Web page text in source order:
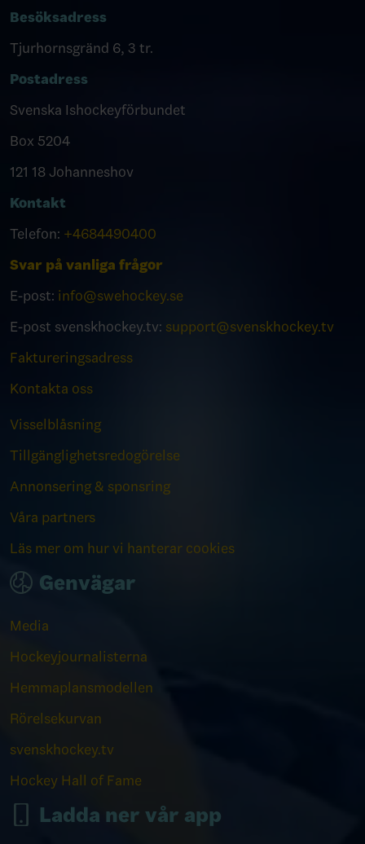
Besöksadress
Tjurhornsgränd 6, 3 tr.
Postadress
Svenska Ishockeyförbundet
Box 5204
121 18 Johanneshov
Kontakt
Telefon: +4684490400
Svar på vanliga frågor
E-post: info@swehockey.se
E-post svenskhockey.tv: support@svenskhockey.tv
Faktureringsadress
Kontakta oss
Visselblåsning
Tillgänglighetsredogörelse
Annonsering & sponsring
Våra partners
Läs mer om hur vi hanterar cookies
Genvägar
Media
Hockeyjournalisterna
Hemmaplansmodellen
Rörelsekurvan
svenskhockey.tv
Hockey Hall of Fame
Ladda ner vår app